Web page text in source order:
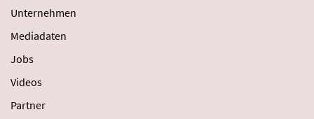
Unternehmen
Mediadaten
Jobs
Videos
Partner